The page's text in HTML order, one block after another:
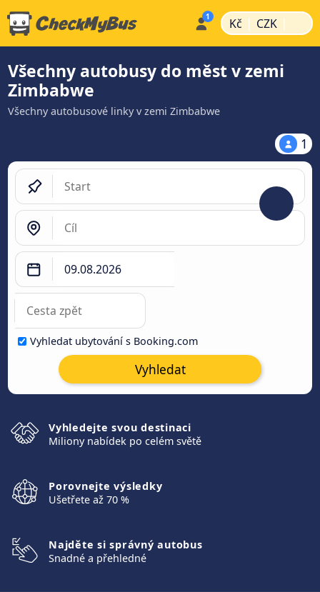
Kč | CZK |
Všechny autobusy do měst v zemi
Zimbabwe
Všechny autobusové linky v zemi Zimbabwe
1
Vyhledat ubytování s Booking.com
Vyhledat
Vyhledejte svou destinaci
Miliony nabídek po celém světě
Porovnejte výsledky
Ušetřete až 70 %
Najděte si správný autobus
Snadné a přehledné